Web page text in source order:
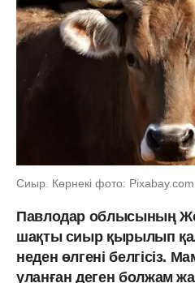
Сиыр. Көрнекі фото: Рixabay.com
Павлодар облысының
шақты сиыр қырылып
неден өлгені белгісіз.
уланған деген болжам